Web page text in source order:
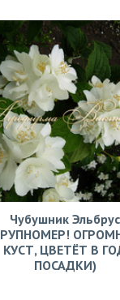
Чубушник Эльбрус
КУСТ, ЦВЕТЁТ В
ПОСАДКИ)